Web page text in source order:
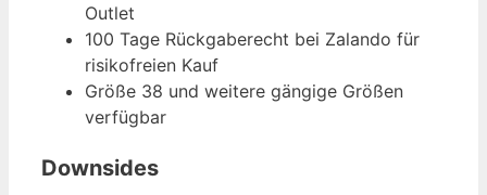
Outlet
100 Tage Rückgaberecht bei Zalando für
risikofreien Kauf
Größe 38 und weitere gängige Größen
verfügbar
Downsides